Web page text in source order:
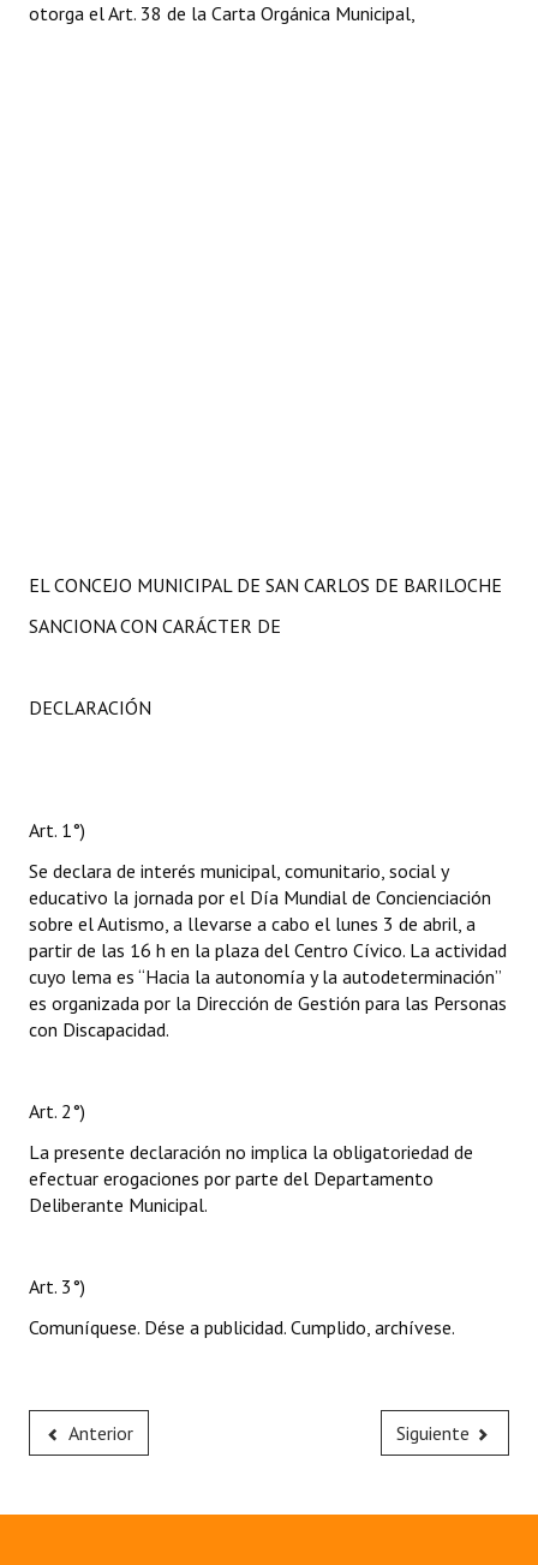
otorga el Art. 38 de la Carta Orgánica Municipal,
EL CONCEJO MUNICIPAL DE SAN CARLOS DE BARILOCHE
SANCIONA CON CARÁCTER DE
DECLARACIÓN
Art. 1°)
Se declara de interés municipal, comunitario, social y
educativo la jornada por el Día Mundial de Concienciación
sobre el Autismo, a llevarse a cabo el lunes 3 de abril, a
partir de las 16 h en la plaza del Centro Cívico. La actividad
cuyo lema es “Hacia la autonomía y la autodeterminación”
es organizada por la Dirección de Gestión para las Personas
con Discapacidad.
Art. 2°)
La presente declaración no implica la obligatoriedad de
efectuar erogaciones por parte del Departamento
Deliberante Municipal.
Art. 3°)
Comuníquese. Dése a publicidad. Cumplido, archívese.
Anterior Siguiente